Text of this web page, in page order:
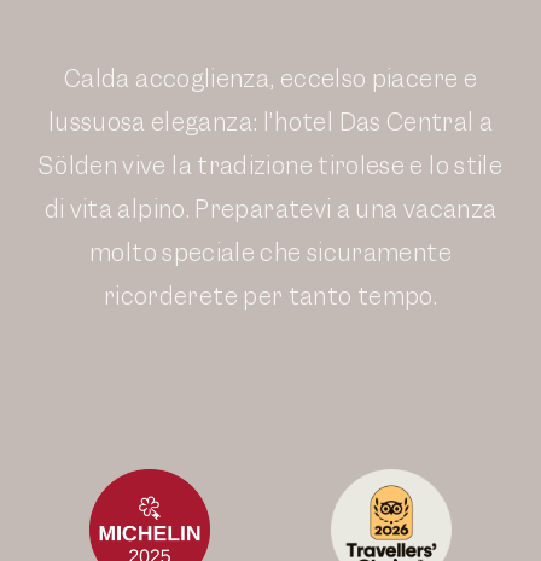
Calda accoglienza, eccelso piacere e
lussuosa eleganza: l’hotel Das Central a
Sölden vive la tradizione tirolese e lo stile
di vita alpino. Preparatevi a una vacanza
molto speciale che sicuramente
ricorderete per tanto tempo.